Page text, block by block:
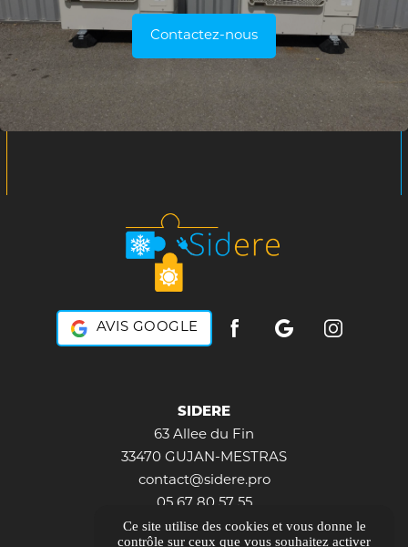
Contactez-nous
AVIS GOOGLE
SIDERE
63 Allee du Fin
33470 GUJAN-MESTRAS
contact@sidere.pro
05 67 80 57 55
Itinéraire
Ce site utilise des cookies et vous donne le
contrôle sur ceux que vous souhaitez activer